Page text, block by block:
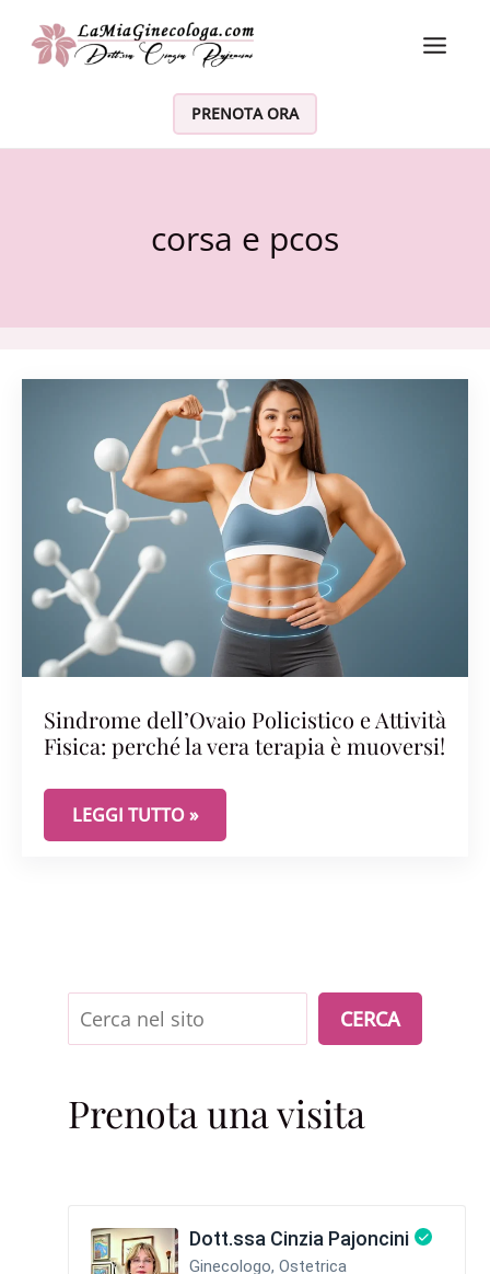
Vai al contenuto
PRENOTA ORA
corsa e pcos
Sindrome dell’Ovaio Policistico e Attività
Fisica: perché la vera terapia è muoversi!
SINDROME DELL’OVAIO POLICISTICO E ATTIVITÀ
LEGGI TUTTO »
Cerca CERCA
Prenota una visita